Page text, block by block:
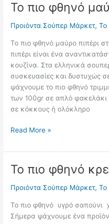
Το πιο φθηνό
Προιόντα Σούπερ Μάρκετ,Το
Το πιο φθηνό μαύρο πιπέρι
πιπέρι είναι ένα
κουζίνα. Στα ελληνικά
συσκευασίες και δυστυχώς
ψάχνουμε το πιο φθηνό
των 100gr σε απλό φακελάκι
σε κόκκους ή ολόκληρο
Το
φθηνό
μαύρο
πιπέρι
Read More »
Το πιο φθηνό
Προιόντα Σούπερ Μάρκετ,Το
Το πιο φθηνό υγρό σαπούνι
Σήμερα ψάχνουμε ένα